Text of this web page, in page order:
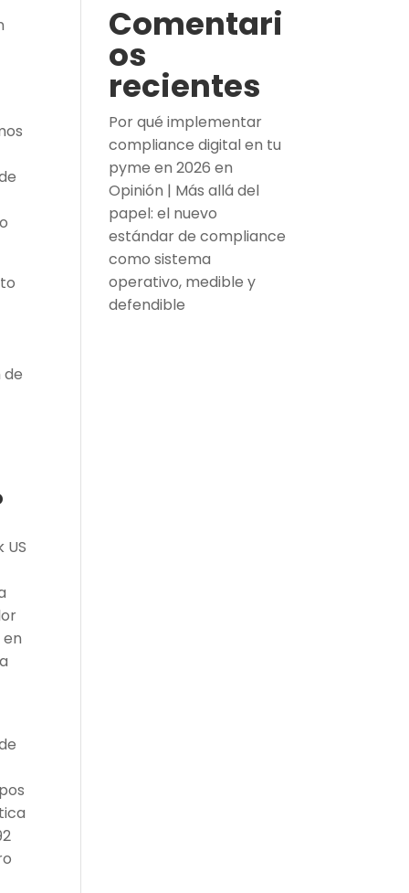
de
US
Comentari
os
recientes
Por qué implementar
compliance digital en tu
pyme en 2026 en
Opinión | Más allá del
papel: el nuevo
estándar de compliance
como sistema
operativo, medible y
defendible